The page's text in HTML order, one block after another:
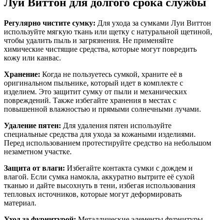
Регулярно чистите сумку: Для ухода за сумками Луи Виттон
используйте мягкую ткань или щетку с натуральной щетиной,
чтобы удалить пыль и загрязнения. Не применяйте
химические чистящие средства, которые могут повредить
кожу или канвас.
Хранение: Когда не пользуетесь сумкой, храните её в
оригинальном пыльнике, который идет в комплекте с
изделием. Это защитит сумку от пыли и механических
повреждений. Также избегайте хранения в местах с
повышенной влажностью и прямыми солнечными лучами.
Удаление пятен: Для удаления пятен используйте
специальные средства для ухода за кожаными изделиями.
Перед использованием протестируйте средство на небольшом
незаметном участке.
Защита от влаги: Избегайте контакта сумки с дождем и
влагой. Если сумка намокла, аккуратно вытрите её сухой
тканью и дайте высохнуть в тени, избегая использования
тепловых источников, которые могут деформировать
материал.